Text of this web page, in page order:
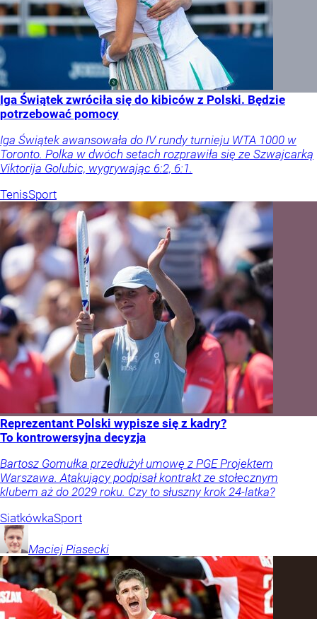
Iga Świątek zwróciła się do kibiców z Polski. Będzie
potrzebować pomocy
Iga Świątek awansowała do IV rundy turnieju WTA 1000 w
Toronto. Polka w dwóch setach rozprawiła się ze Szwajcarką
Viktorija Golubic, wygrywając 6:2, 6:1.
TenisSport
Reprezentant Polski wypisze się z kadry?
To kontrowersyjna decyzja
Bartosz Gomułka przedłużył umowę z PGE Projektem
Warszawa. Atakujący podpisał kontrakt ze stołecznym
klubem aż do 2029 roku. Czy to słuszny krok 24-latka?
SiatkówkaSport
Maciej Piasecki